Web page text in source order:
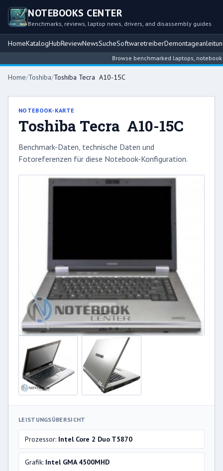
NOTEBOOKS CENTER
Benchmarks, reviews, laptop news, drivers, and disassembly guides
HomeKatalogHubReviewNewsSucheSoftwaretreiber
Browse benchmarked laptops, notebook
Home/Toshiba/Toshiba Tecra A10-15C
NOTEBOOK-KARTE
Toshiba Tecra A10-15C
Benchmark-Daten, technische Daten und
Fotoreferenzen für diese Notebook-Konfiguration.
LEISTUNGSÜBERSICHT
Prozessor: Intel Core 2 Duo T5870
Grafik: Intel GMA 4500MHD